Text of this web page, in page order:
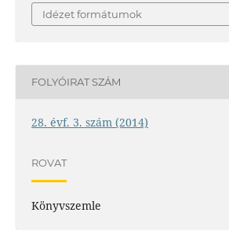
Idézet formátumok
FOLYÓIRAT SZÁM
28. évf. 3. szám (2014)
ROVAT
Könyvszemle